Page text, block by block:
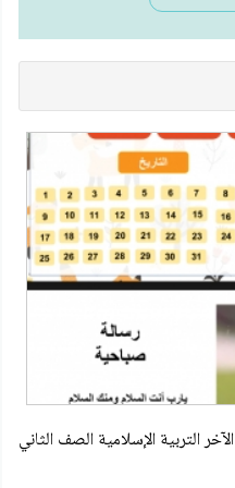
التربية الإسلامية الصف الثاني